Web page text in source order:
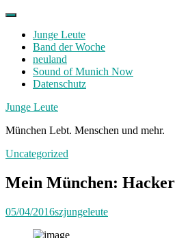
Skip
contentJunge Leute
Band der Woche
neuland
Sound of Munich Now
Datenschutz
Facebook
Twitter
Instagram
Junge Leute
München Lebt. Menschen und mehr.
Uncategorized
Mein München:
05/04/2016szjungeleute